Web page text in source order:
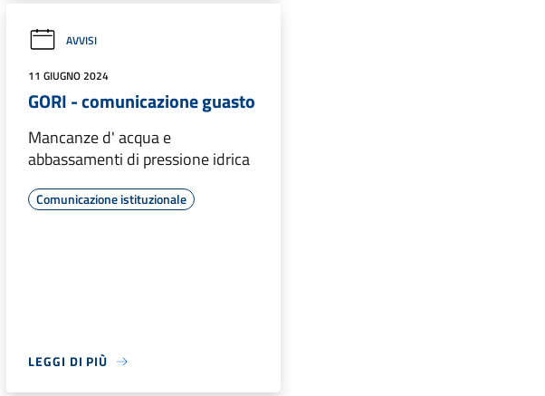
AVVISI
11 GIUGNO 2024
GORI - comunicazione guasto
Mancanze d' acqua e
abbassamenti di pressione idrica
Comunicazione istituzionale
LEGGI DI PIÙ